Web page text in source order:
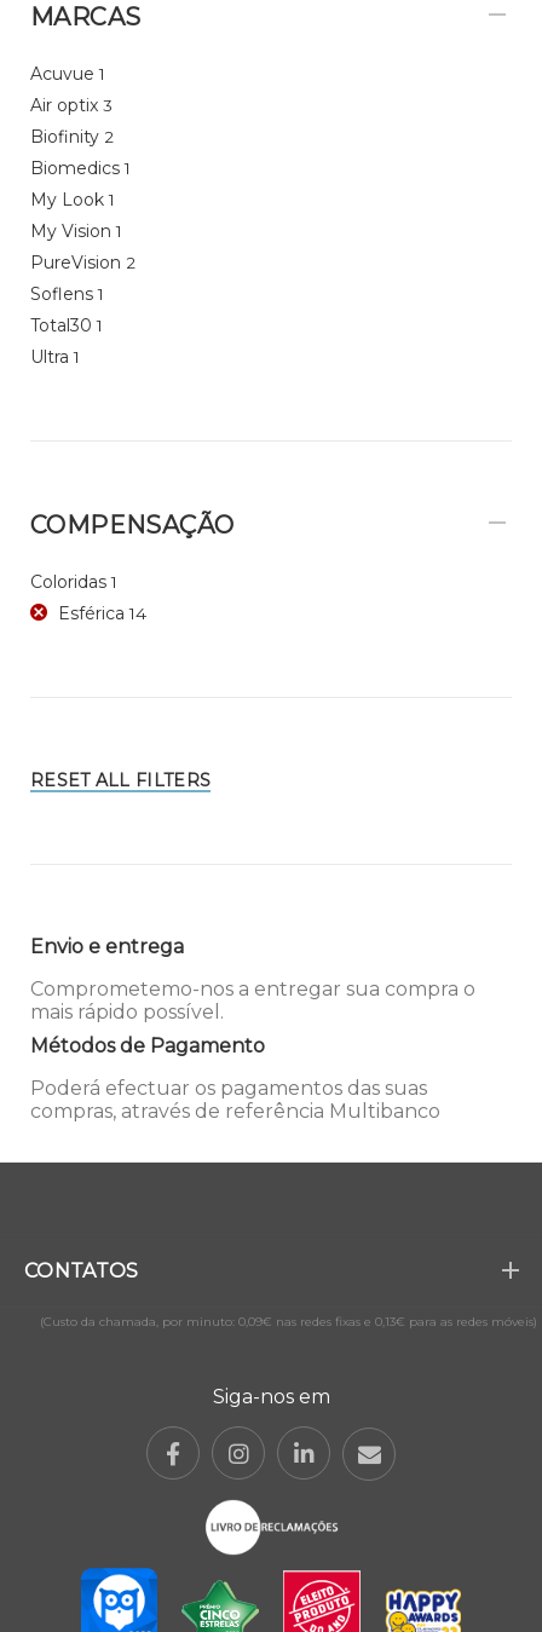
MARCAS
Acuvue 1
Air optix 3
Biofinity 2
Biomedics 1
My Look 1
My Vision 1
PureVision 2
Soflens 1
Total30 1
Ultra 1
COMPENSAÇÃO
Coloridas 1
Esférica 14
RESET ALL FILTERS
Envio e entrega
Comprometemo-nos a entregar sua compra o
mais rápido possível.
Métodos de Pagamento
Poderá efectuar os pagamentos das suas
compras, através de referência Multibanco
CONTATOS
(Custo da chamada, por minuto: 0,09€ nas redes fixas e 0,13€ para as redes móveis)
Siga-nos em